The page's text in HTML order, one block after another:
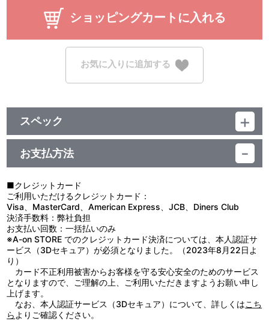
ショッピングカートに入れる
お気に入りに追加する
スペック
品番：BCTJ-4136
サイズ：
本体：約W50×H123mm
素材：アクリル
お支払方法
■クレジットカード
ご利用いただけるクレジットカード：
Visa、MasterCard、American Express、JCB、Diners Club
決済手数料：弊社負担
お支払い回数：一括払いのみ
※A-on STORE でのクレジットカード決済については、本人認証サ
ービス（3Dセキュア）が必須となりました。（2023年8月22日よ
り）
カード不正利用被害からお客様を守る安心安全のためのサービス
となりますので、ご理解の上、ご利用いただきますようお願い申し
上げます。
なお、本人認証サービス（3Dセキュア）について、詳しくはこち
ら よりご確認ください。